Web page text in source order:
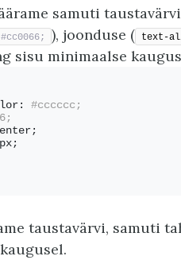
samuti
#cc0066; ), joonduse ( text-
sisu minimaalse
#cccccc;
taustavärvi, samuti